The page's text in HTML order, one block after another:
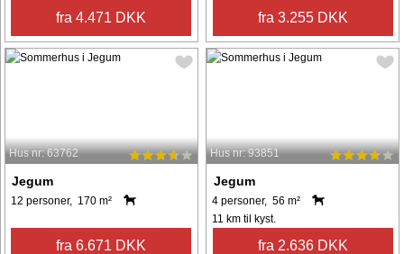
fra 4.471 DKK fra 3.255 DKK
Hus nr: 63762
Jegum
12 personer, 170 m²
fra 6.671 DKK
Hus nr: 93851
Jegum
4 personer, 56 m²
11 km til kyst.
fra 2.636 DKK